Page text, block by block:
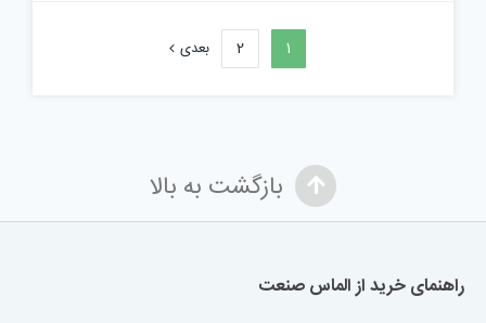
1
2 بعدی
بازگشت به بالا
راهنمای خرید از الماس صنعت